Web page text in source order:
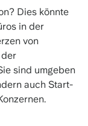
Dies könnte
in der
von
sind umgeben
auch Start-